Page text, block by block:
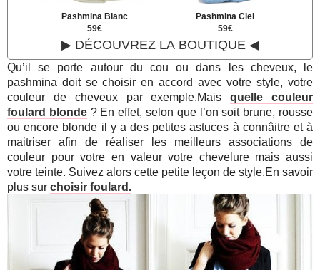
Pashmina Blanc
59€
Pashmina Ciel
59€
▶ DÉCOUVREZ LA BOUTIQUE ◀
Qu’il se porte autour du cou ou dans les cheveux, le
pashmina doit se choisir en accord avec votre style, votre
couleur de cheveux par exemple.Maisquelle couleur
foulard blonde? En effet, selon que l’on soit brune, rousse
ou encore blonde il y a des petites astuces à connâitre et à
maitriser afin de réaliser les meilleurs associations de
couleur pour votre en valeur votre chevelure mais aussi
votre teinte. Suivez alors cette petite leçon de style.En savoir
plus sur choisir foulard.